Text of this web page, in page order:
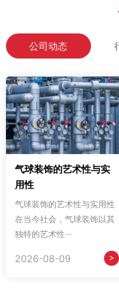
公司动态
气球装饰的艺术性与实
用性
气球装饰的艺术性与实用性
在当今社会，气球装饰以其
独特的艺术性···
2026-08-09 >